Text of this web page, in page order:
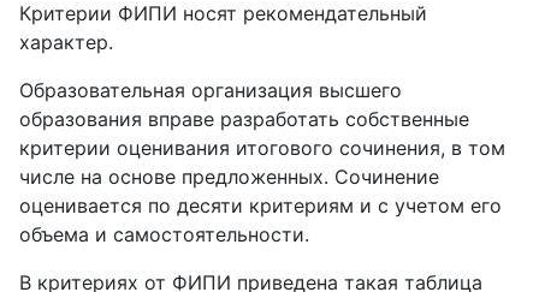
Критерии ФИПИ носят рекомендательный
характер.
Образовательная организация высшего
образования вправе разработать собственные
критерии оценивания итогового сочинения, в том
числе на основе предложенных. Сочинение
оценивается по десяти критериям и с учетом его
объема и самостоятельности.
В критериях от ФИПИ приведена такая таблица